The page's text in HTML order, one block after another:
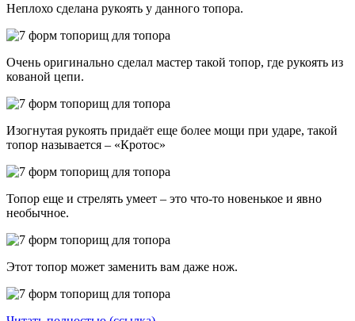
Неплохо сделана рукоять у данного топора.
Очень оригинально сделал мастер такой топор, где рукоять из
кованой цепи.
Изогнутая рукоять придаёт еще более мощи при ударе, такой
топор называется – «Кротос»
Топор еще и стрелять умеет – это что-то новенькое и явно
необычное.
Этот топор может заменить вам даже нож.